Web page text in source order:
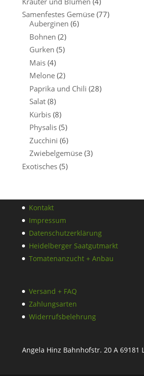
Samenfestes Gemüse (77)
Auberginen (6)
Bohnen (2)
Gurken (5)
Mais (4)
Melone (2)
Paprika und Chili (28)
Salat (8)
Kürbis (8)
Physalis (5)
Zucchini (6)
Zwiebelgemüse (3)
Exotisches (5)
Kontakt
Impressum
Datenschutzerklärung
Heidelberger Saatgutmarkt
Tomatenanzucht + Anbau
Versand + FAQ
Zahlungsarten
Widerrufsbelehrung
Angela Hinz Bahnhofstr. 20 A 69181